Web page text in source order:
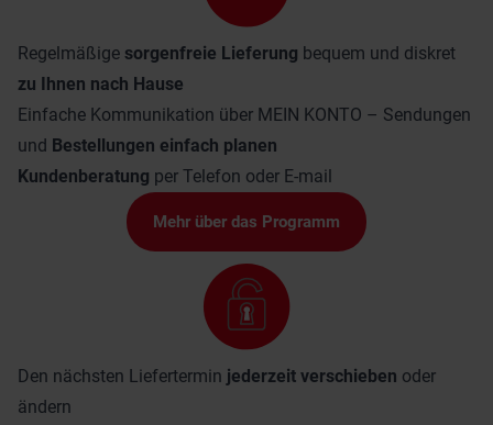
Regelmäßige sorgenfreie Lieferung bequem und diskret
zu Ihnen nach Hause
Einfache Kommunikation über MEIN KONTO – Sendungen
und Bestellungen einfach planen
Kundenberatung per Telefon oder E-mail
Mehr über das Programm
Den nächsten Liefertermin jederzeit verschieben oder
ändern